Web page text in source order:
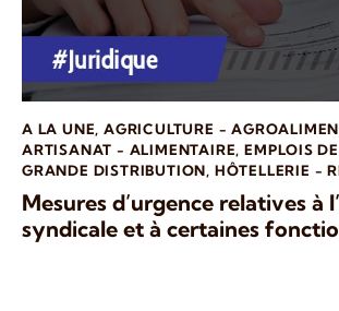
A LA UNE,AGRICULTURE -
ARTISANAT - ALIMENTAIRE,EMPLOIS
GRANDE DISTRIBUTION, HÔTELLERIE -
Mesures d’urgence relatives à
syndicale et à certaines